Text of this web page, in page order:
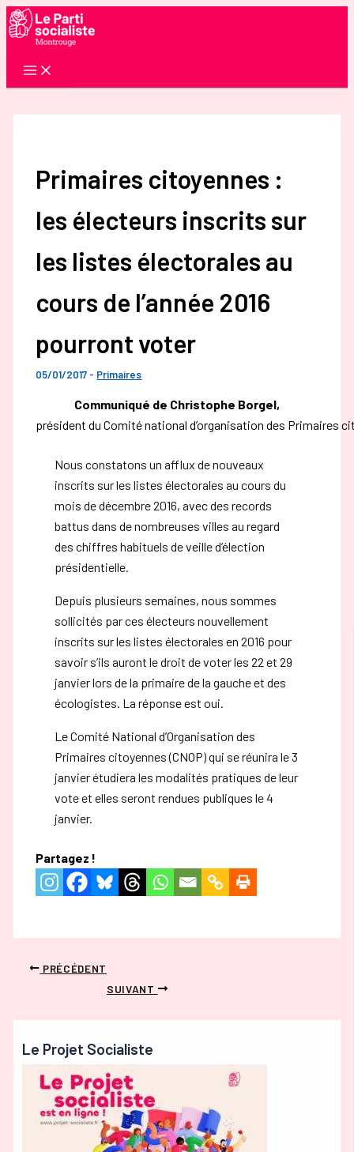
Aller
au
Primaires citoyennes :
les électeurs inscrits sur
les listes électorales au
cours de l’année 2016
pourront voter
05/01/2017 - Primaires
Communiqué de Christophe Borgel,
président du Comité national d’organisation des Primaires
Nous constatons un afflux de nouveaux
inscrits sur les listes électorales au cours du
mois de décembre 2016, avec des records
battus dans de nombreuses villes au regard
des chiffres habituels de veille d’élection
présidentielle.
Depuis plusieurs semaines, nous sommes
sollicités par ces électeurs nouvellement
inscrits sur les listes électorales en 2016 pour
savoir s’ils auront le droit de voter les 22 et 29
janvier lors de la primaire de la gauche et des
écologistes. La réponse est oui.
Le Comité National d’Organisation des
Primaires citoyennes (CNOP) qui se réunira le 3
janvier étudiera les modalités pratiques de leur
vote et elles seront rendues publiques le 4
janvier.
Partagez !
PRÉCÉDENT
SUIVANT
Le Projet Socialiste